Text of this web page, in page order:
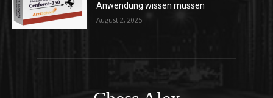
Anwendung wissen müssen
August 2, 2025